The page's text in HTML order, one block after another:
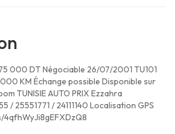
000 DT Négociable 26/07/2001 TU101
KM Échange possible Disponible sur
TUNISIE AUTO PRIX Ezzahra
/ 25551771 / 24111140 Localisation GPS
4qfhWyJi8gEFXDzQ8